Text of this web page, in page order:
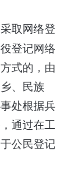
取网络登
登记网络
式的，由
、民族
处根据兵
通过在工
公民登记